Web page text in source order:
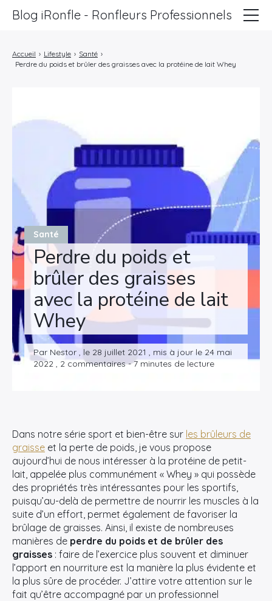
Santé
Perdre du poids et
brûler des graisses
avec la protéine de lait
Whey
Par Nestor , le 28 juillet 2021 , mis à jour le 24 mai
2022 , 2 commentaires - 7 minutes de lecture
Accueil › Lifestyle › Santé ›
Perdre du poids et brûler des graisses avec la protéine de lait Whey
Dans notre série sport et bien-être sur les brûleurs de
graisse et la perte de poids, je vous propose
aujourd’hui de nous intéresser à la protéine de petit-
lait, appelée plus communément « Whey » qui possède
des propriétés très intéressantes pour les sportifs,
puisqu’au-delà de permettre de nourrir les muscles à la
suite d’un effort, permet également de favoriser la
brûlage de graisses. Ainsi, il existe de nombreuses
manières de perdre du poids et de brûler des
graisses : faire de l’exercice plus souvent et diminuer
l’apport en nourriture est la manière la plus évidente et
la plus sûre de procéder. J’attire votre attention sur le
fait qu’être accompagné par un professionnel
Blog iRonfle - Ronfleurs Professionnels
Revue Web
Marketing